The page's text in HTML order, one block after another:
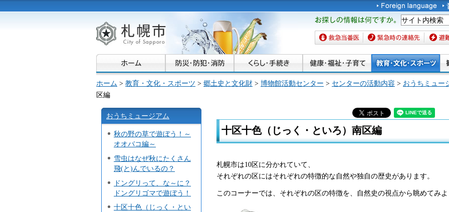
札幌市
お探しの情報は何です
か。
救急当番医 緊急時の連絡先 避難場
ホーム > 教育・文化・スポーツ > 郷土史と文化財 > 博物館活動センター > センターの活動内容 > おうちミュー
区編
おうちミュージアム
秋の野の草で遊ぼう！～
オオバコ編～
雪虫はなぜ秋にたくさん
飛(と)んでいるの？
ドングリって、な～に？
ドングリゴマで遊ぼう！
十区十色（じっく・とい
十区十色（じっく・といろ）南区編
札幌市は10区に分かれていて、
それぞれの区にはそれぞれの特徴的な自然や独自の歴史があります。
このコーナーでは、それぞれの区の特徴を、自然史の視点から眺めてみ